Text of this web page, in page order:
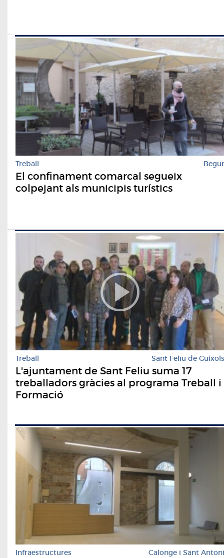
Treball Begur
El confinament comarcal segueix
colpejant als municipis turístics
Treball Sant Feliu de Guíxols
L'ajuntament de Sant Feliu suma 17
treballadors gràcies al programa Treball i
Formació
Infraestructures Calonge i Sant Antoni